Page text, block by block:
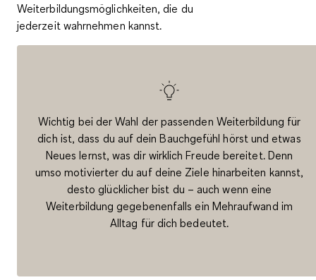
Weiterbildungsmöglichkeiten, die du
jederzeit wahrnehmen kannst.
Wichtig bei der Wahl der passenden Weiterbildung für
dich ist, dass du auf dein Bauchgefühl hörst und etwas
Neues lernst, was dir wirklich Freude bereitet. Denn
umso motivierter du auf deine Ziele hinarbeiten kannst,
desto glücklicher bist du – auch wenn eine
Weiterbildung gegebenenfalls ein Mehraufwand im
Alltag für dich bedeutet.